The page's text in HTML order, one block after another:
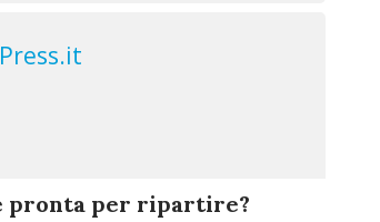
pronta per ripartire?